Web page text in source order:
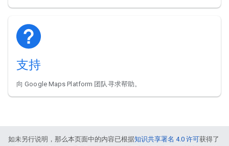
支持
向 Google Maps Platform 团队寻求帮助。
如未另行说明，那么本页面中的内容已根据知识共享署名 4.0 许可获得了